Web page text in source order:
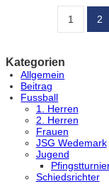
1 2
Kategorien
Allgemein
Beitrag
Fussball
1. Herren
2. Herren
Frauen
JSG Wedemark
Jugend
Schiedsrichter